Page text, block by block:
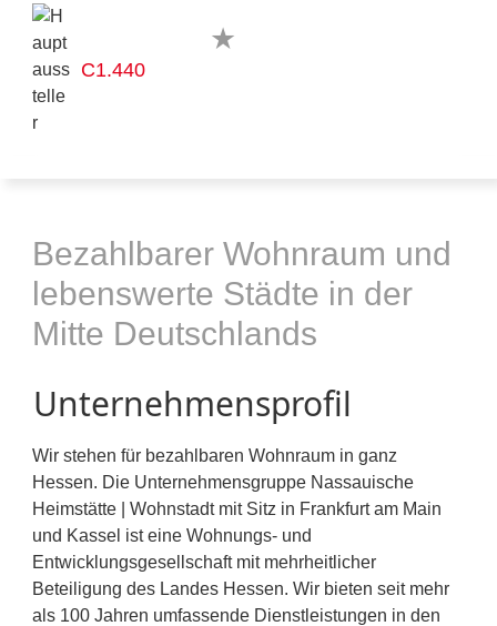
C1.440
Bezahlbarer Wohnraum und
lebenswerte Städte in der
Mitte Deutschlands
Unternehmensprofil
Wir stehen für bezahlbaren Wohnraum in ganz
Hessen. Die Unternehmensgruppe Nassauische
Heimstätte | Wohnstadt mit Sitz in Frankfurt am Main
und Kassel ist eine Wohnungs- und
Entwicklungsgesellschaft mit mehrheitlicher
Beteiligung des Landes Hessen. Wir bieten seit mehr
als 100 Jahren umfassende Dienstleistungen in den